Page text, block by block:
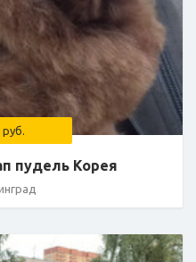
пудeль Корея